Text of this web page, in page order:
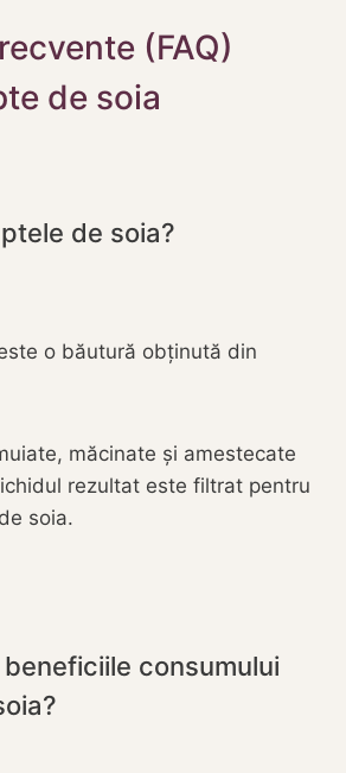
(FAQ)
de soia
de soia?
o băutură obținută din
măcinate și amestecate
rezultat este filtrat pentru
soia.
consumului